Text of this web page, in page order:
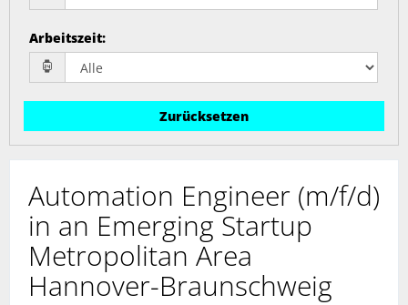
Arbeitszeit:
Zurücksetzen
Automation Engineer (m/f/d)
in an Emerging Startup
Metropolitan Area
Hannover-Braunschweig